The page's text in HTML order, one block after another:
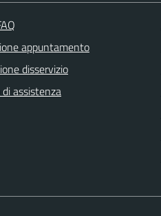
appuntamento
disservizio
assistenza